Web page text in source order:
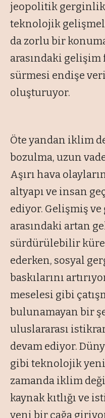
jeopolitik
teknolojik
da zorlu bir
arasındaki gelişim
sürmesi endişe
oluşturuyor.
Öte yandan iklim
bozulma, uzun
Aşırı hava
altyapı ve insan
ediyor. Gelişmiş
arasındaki artan
sürdürülebilir
ederken, sosyal
baskılarını
meselesi gibi
bulunamayan bir
uluslararası
devam ediyor.
gibi teknolojik
zamanda iklim
kaynak kıtlığı ve
yeni bir çağa